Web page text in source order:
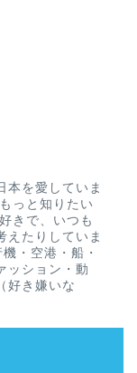
本を愛していま
っと知りたい
きで、いつも
えたりしていま
・空港・船・
ッション・動
好き嫌いな